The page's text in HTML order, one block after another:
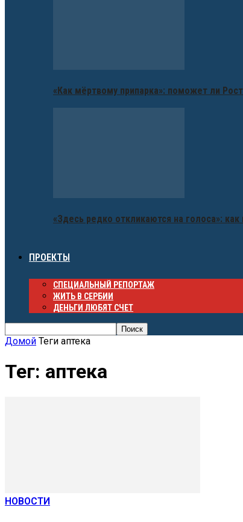
«Как мёртвому припарка»: поможет ли
«Здесь редко откликаются на голоса»:
ПРОЕКТЫ
СПЕЦИАЛЬНЫЙ РЕПОРТАЖ
ЖИТЬ В СЕРБИИ
ДЕНЬГИ ЛЮБЯТ СЧЕТ
Домой Теги аптека
Тег: аптека
НОВОСТИ